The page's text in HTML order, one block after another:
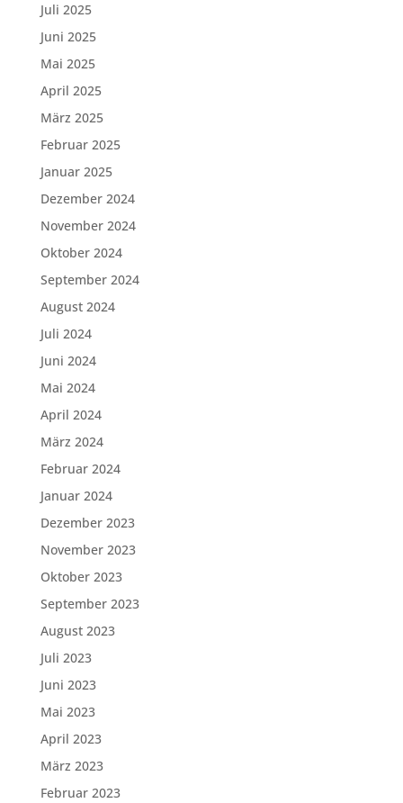
Juli 2025
Juni 2025
Mai 2025
April 2025
März 2025
Februar 2025
Januar 2025
Dezember 2024
November 2024
Oktober 2024
September 2024
August 2024
Juli 2024
Juni 2024
Mai 2024
April 2024
März 2024
Februar 2024
Januar 2024
Dezember 2023
November 2023
Oktober 2023
September 2023
August 2023
Juli 2023
Juni 2023
Mai 2023
April 2023
März 2023
Februar 2023